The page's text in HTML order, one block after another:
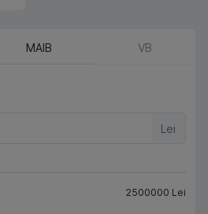
MAIB VB
Lei
2500000 Lei